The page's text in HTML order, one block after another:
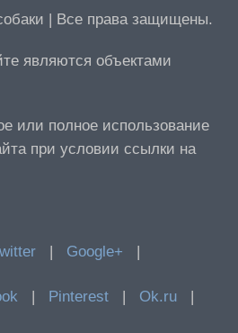
| Все права защищены.
являются объектами
или полное использование
при условии ссылки на
Google+
Pinterest Ok.ru